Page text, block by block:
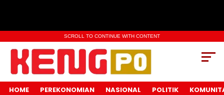
SCROLL TO CONTINUE WITH CONTENT
HOME PEREKONOMIAN NASIONAL POLITIK